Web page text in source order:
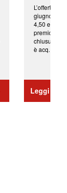
L’offerta
giugno da
4,50 euro
premio di
chiusura
è acq...
Leggi di